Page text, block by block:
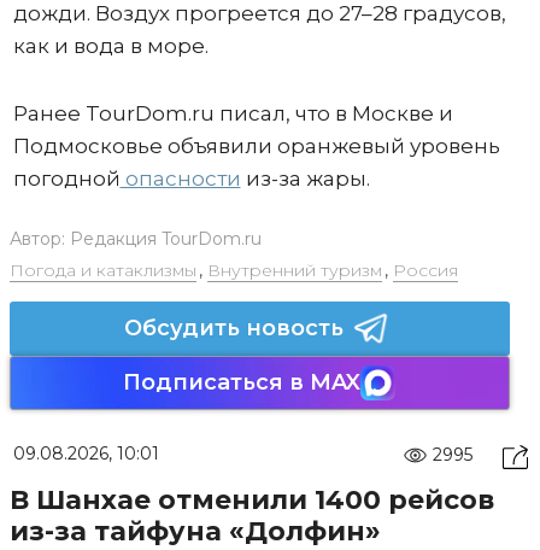
дожди. Воздух прогреется до 27–28 градусов,
как и вода в море.
Ранее TourDom.ru писал, что в Москве и
Подмосковье объявили оранжевый уровень
погодной опасности из-за жары.
Автор: Редакция TourDom.ru
Погода и катаклизмы , Внутренний туризм , Россия
Обсудить новость
Подписаться в MAX
09.08.2026, 10:01 2995
В Шанхае отменили 1400 рейсов
из-за тайфуна «Долфин»